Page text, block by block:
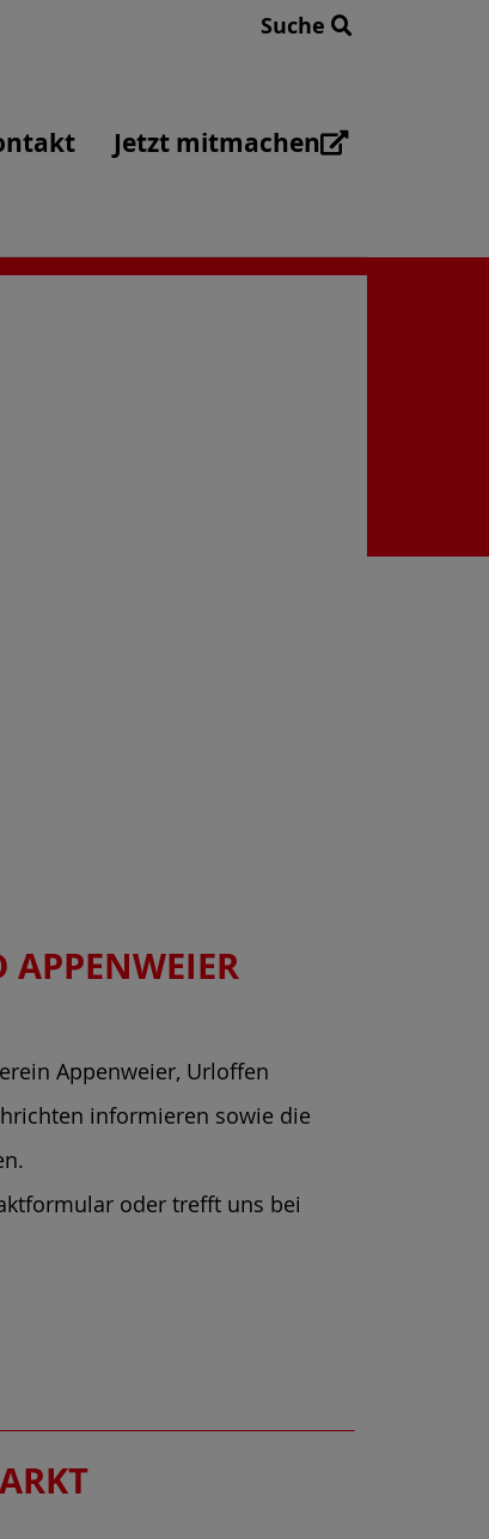
Suche
Jetzt mitmachen
Appenweier, Urloffen
informieren sowie die
oder trefft uns bei